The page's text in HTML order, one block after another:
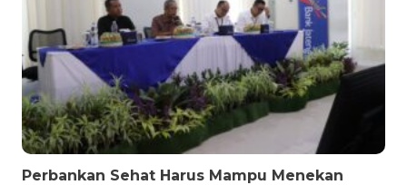
Perbankan Sehat Harus Mampu Menekan